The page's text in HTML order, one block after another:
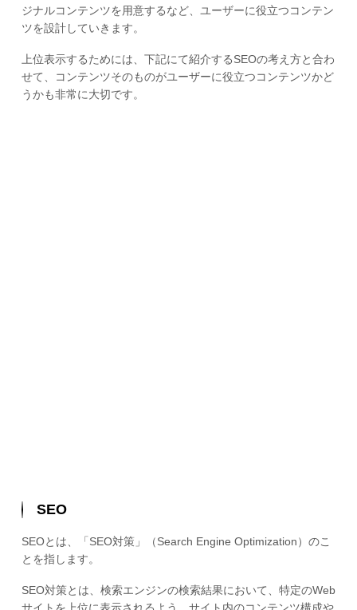
ジナルコンテンツを用意するなど、ユーザーに役立つコンテン
ツを設計していきます。
上位表示するためには、下記にて紹介するSEOの考え方と合わ
せて、コンテンツそのものがユーザーに役立つコンテンツかど
うかも非常に大切です。
SEO
SEOとは、「SEO対策」（Search Engine Optimization）のこ
とを指します。
SEO対策とは、検索エンジンの検索結果において、特定のWeb
サイトを上位に表示されるよう、サイト内のコンテンツ構成や